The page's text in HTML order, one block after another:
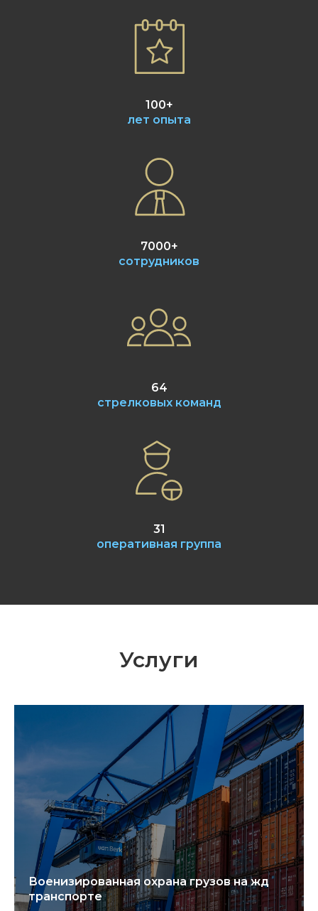
100+
лет опыта
7000+
сотрудников
64
стрелковых команд
31
оперативная группа
Услуги
Военизированная охрана грузов на жд
транспорте